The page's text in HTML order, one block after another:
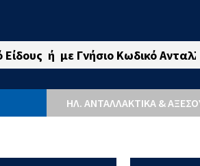
ΗΛ. ΑΝΤΑΛΛΑΚΤΙΚΆ &